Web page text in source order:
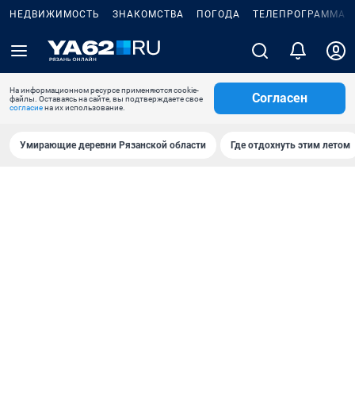
НЕДВИЖИМОСТЬ ЗНАКОМСТВА ПОГОДА ТЕЛЕПРОГРАММА
На информационном ресурсе применяются cookie-
файлы. Оставаясь на сайте, вы подтверждаете свое
согласиена их использование.
Согласен
Умирающие деревни Рязанской области Где отдохнуть этим летом